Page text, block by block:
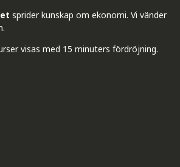
sprider kunskap om ekonomi. Vi vänder
visas med 15 minuters fördröjning.